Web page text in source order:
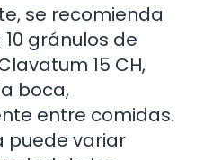
se recomienda
gránulos de
15 CH,
boca,
entre comidas.
puede variar